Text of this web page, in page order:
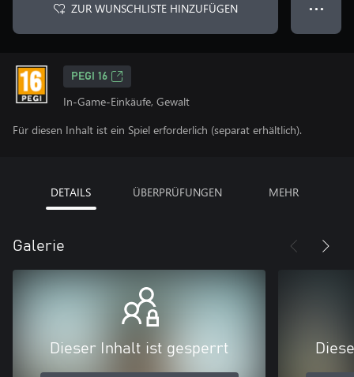
ZUR WUNSCHLISTE HINZUFÜGEN ● ● ●
PEGI 16
In-Game-Einkäufe, Gewalt
Für diesen Inhalt ist ein Spiel erforderlich (separat erhältlich).
DETAILS ÜBERPRÜFUNGEN MEHR
Galerie
Dieser Inhalt ist gesperrt